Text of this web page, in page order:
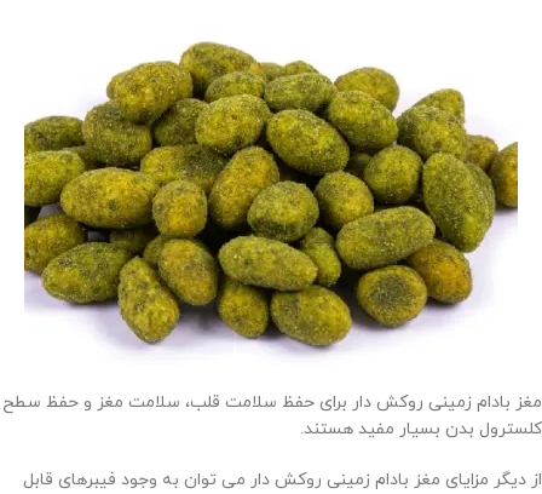
مغز بادام زمینی روکش دار برای حفظ سلامت قلب، سلامت مغز و حفظ سطح
کلسترول بدن بسیار مفید هستند.
از دیگر مزایای مغز بادام زمینی روکش دار می توان به وجود فیبرهای قابل